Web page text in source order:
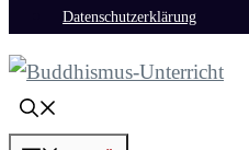
Datenschutzerklärung